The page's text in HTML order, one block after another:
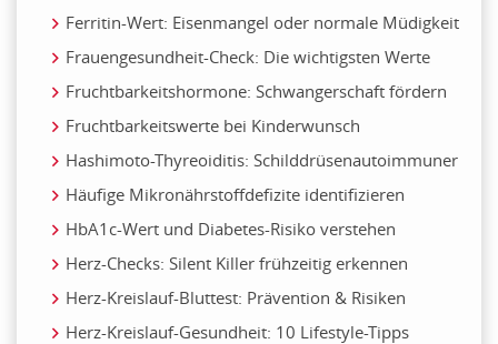
Ferritin-Wert: Eisenmangel oder normale Müdigkeit
Frauengesundheit-Check: Die wichtigsten Werte
Fruchtbarkeitshormone: Schwangerschaft fördern
Fruchtbarkeitswerte bei Kinderwunsch
Hashimoto-Thyreoiditis: Schilddrüsenautoimmuner
Häufige Mikronährstoffdefizite identifizieren
HbA1c-Wert und Diabetes-Risiko verstehen
Herz-Checks: Silent Killer frühzeitig erkennen
Herz-Kreislauf-Bluttest: Prävention & Risiken
Herz-Kreislauf-Gesundheit: 10 Lifestyle-Tipps